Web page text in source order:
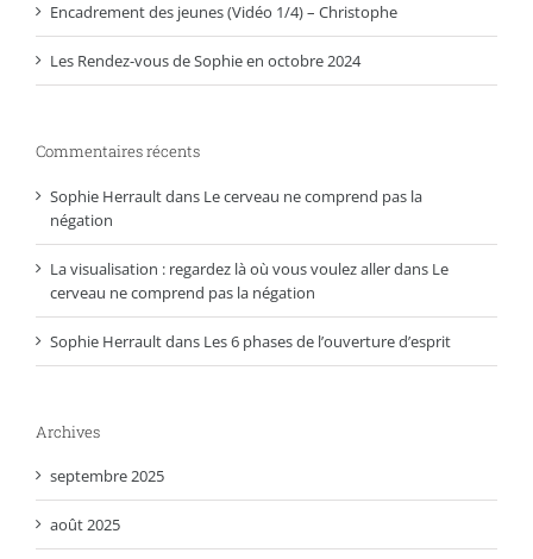
Encadrement des jeunes (Vidéo 1/4) – Christophe
Les Rendez-vous de Sophie en octobre 2024
Commentaires récents
Sophie Herraultdans Le cerveau ne comprend pas la
négation
La visualisation : regardez là où vous voulez allerdans Le
cerveau ne comprend pas la négation
Sophie Herraultdans Les 6 phases de l’ouverture d’esprit
Archives
septembre 2025
août 2025